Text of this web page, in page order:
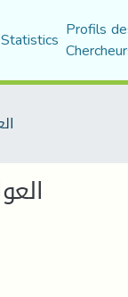
Statistics Profils